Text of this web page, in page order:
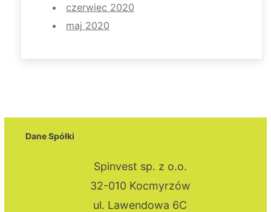
czerwiec 2020
maj 2020
Dane Spółki
Spinvest sp. z o.o.
32-010 Kocmyrzów
ul. Lawendowa 6C